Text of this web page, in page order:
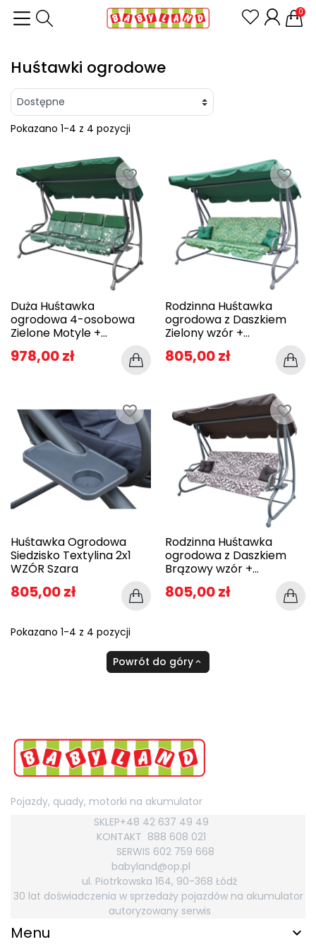
0
Huśtawki ogrodowe
Pokazano 1-4 z 4 pozycji
favorite_border
Duża Huśtawka
ogrodowa 4-osobowa
Zielone Motyle +...
978,00 zł
favorite_border
Rodzinna Huśtawka
ogrodowa z Daszkiem
Zielony wzór +...
805,00 zł
favorite_border
Huśtawka Ogrodowa
Siedzisko Textylina 2x1
WZÓR Szara
805,00 zł
favorite_border
Rodzinna Huśtawka
ogrodowa z Daszkiem
Brązowy wzór +...
805,00 zł
Pokazano 1-4 z 4 pozycji
Powrót do góry 
Pojazdy, quady, motorki na akumulator
SKLEP+48 42 637 49 49
KONTAKT 888 608 021
SERWIS 602 759 668
babyland@op.pl
ul. Piotrkowska 164, 90-368 Łódź
30 lat doświadczenia w sprzedaży pojazdów na akumulator
autoryzowany serwis
Menu